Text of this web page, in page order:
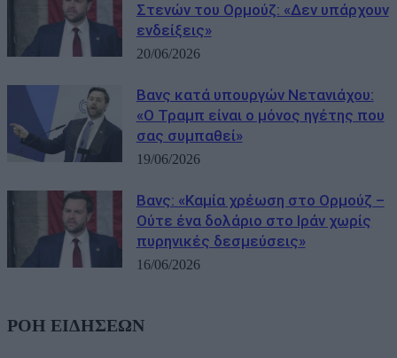
Στενών του Ορμούζ: «Δεν υπάρχουν
ενδείξεις»
20/06/2026
Βανς κατά υπουργών Νετανιάχου:
«Ο Τραμπ είναι ο μόνος ηγέτης που
σας συμπαθεί»
19/06/2026
Βανς: «Καμία χρέωση στο Ορμούζ –
Ούτε ένα δολάριο στο Ιράν χωρίς
πυρηνικές δεσμεύσεις»
16/06/2026
ΡΟΗ ΕΙΔΗΣΕΩΝ